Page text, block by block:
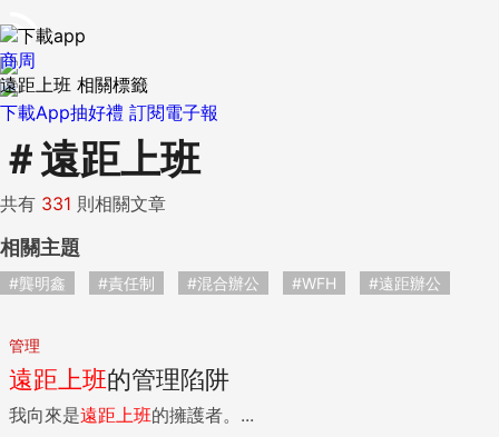
下載App抽好禮 訂閱電子報
商周
遠距上班 相關標籤
＃遠距上班
共有 331 則相關文章
相關主題
#龔明鑫 #責任制 #混合辦公 #WFH #遠距辦公
管理
遠距 上班的管理陷阱
我向來是遠距 上班的擁護者。...